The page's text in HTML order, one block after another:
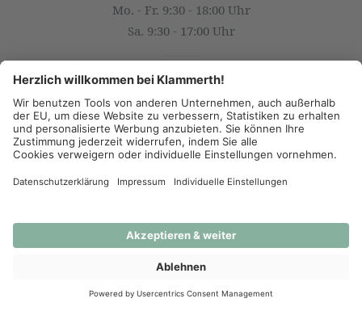
Mo. - Fr. 9:30 - 18:00 Uhr
Sa. 9:30 - 17:00 Uhr
OFFICE@KLAMMERTH.AT
+43 316 825 618 0
(c) 2026 - J.K. Klammerth, Josef Hahns Erben KG
AGB
Datenschutz Impressum